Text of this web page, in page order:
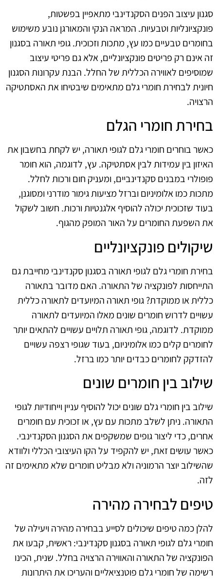
סגנון עיצוב הפנים הסקנדינבי מתאפיין בפשטות,
פונקציונליות וטבעיות. המראה הנקי והמאורגן נובע משימוש
בחומרים טבעיים כמו עץ, מתכות וזכוכית. גופי תאורה בסגנון
זה אינם רק פריטים פונקציונליים, אלא גם פריטי עיצוב
שמוסיפים לאווירה הכללית של החלל. הבנת עקרונות הסגנון
חיונית לבחירת חומרי גלם מתאימים שיבטיחו את האסתטיקה
הרצויה.
בחירת חומרי הגלם
כאשר בוחרים חומרי גלם לגופי תאורה, יש לקחת בחשבון את
האיזון בין עמידות לבין אסתטיקה. עץ, לדוגמה, הוא חומר
פופולרי במבנים סקנדינביים, ומעניק חום ורכות לחלל.
מתכות כמו אלומיניום וברזל מציעות גימור מודרני ומסוגנן,
בעוד שזכוכית יכולה להוסיף אלגנטיות ורכות. חשוב לשקול
את השפעת החומרים על האור המופק מהגוף.
שיקולים פונקציונליים
בחירת חומרי גלם לגופי תאורה בסגנון סקנדינבי מחייבת גם
התייחסות לפונקציה של התאורה. האם מדובר בתאורה
כללית או ממוקדת? גופי תאורה המיועדים לתאורה כללית
עשויים לדרוש חומרים שונים מאלו המיועדים לתאורה
ממוקדת. לדוגמה, גופי תאורה תלויים עשויים להתאים יותר
לחומרים קלים כמו אלומיניום, בעוד שגופי רצפה עשויים
להזדקק לחומרים כבדים יותר כמו ברזל.
שילוב בין חומרים שונים
שילוב בין חומרי גלם שונים יכול להוסיף עניין וייחודיות לגופי
התאורה. ניתן לשלב מתכות עם עץ, או זכוכית עם חומרים
אחרים, כדי ליצור גופים שמשקפים את הסגנון הסקנדינבי.
כאשר עושים זאת, יש להקפיד על הקו העיצובי הכללי ולוודא
שהשילוב יוצר הרמוניה ולא מבליט חומרים שלא מתאימים זה
לזה.
טיפים לבחירה מהירה
להלן כמה טיפים שיכולים לסייע בבחירה מהירה ויעילה של
חומרי גלם לגופי תאורה בסגנון סקנדינבי: ראשית, קבעו את
הפונקציה של התאורה והאווירה הרצויה בחלל. שנית, הכינו
רשימה של חומרי גלם פוטנציאליים והעריכו את היתרונות